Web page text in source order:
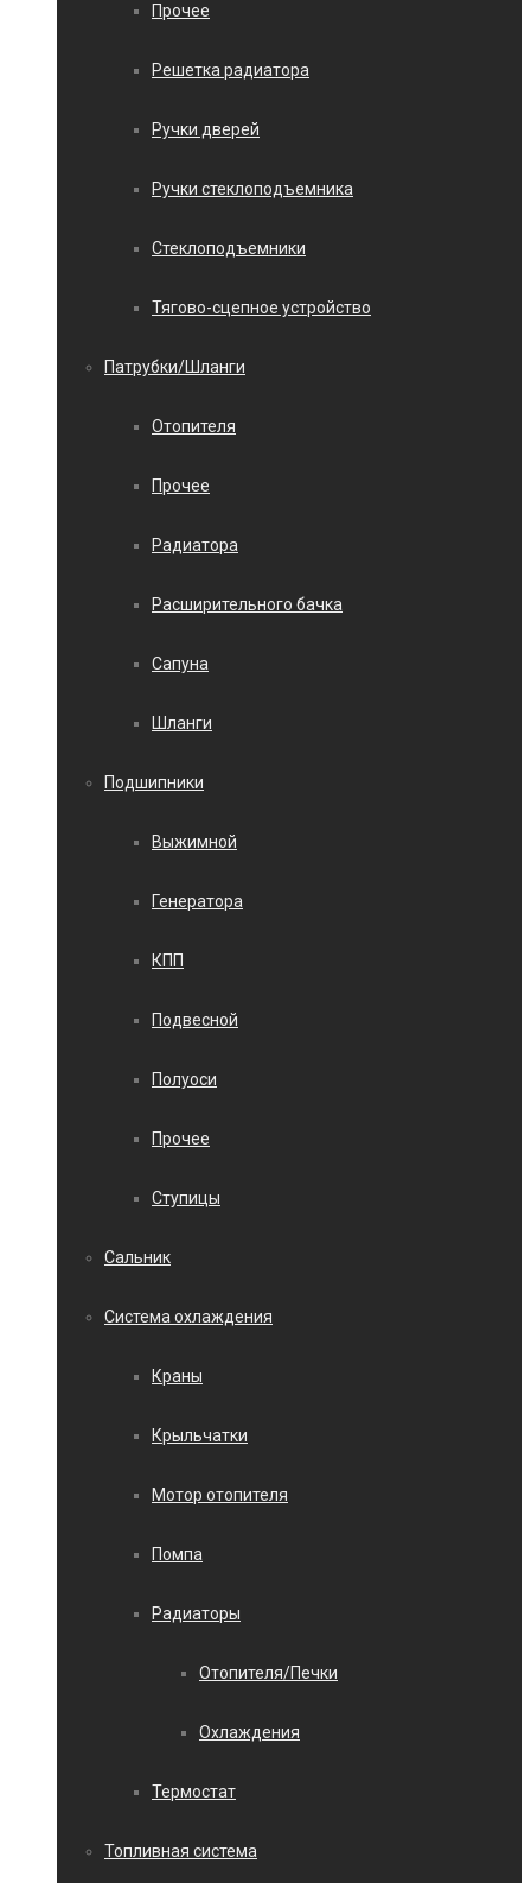
Прочее
Решетка радиатора
Ручки дверей
Ручки стеклоподъемника
Стеклоподъемники
Тягово-сцепное устройство
Патрубки/Шланги
Отопителя
Прочее
Радиатора
Расширительного бачка
Сапуна
Шланги
Подшипники
Выжимной
Генератора
КПП
Подвесной
Полуоси
Прочее
Ступицы
Сальник
Система охлаждения
Краны
Крыльчатки
Мотор отопителя
Помпа
Радиаторы
Отопителя/Печки
Охлаждения
Термостат
Топливная система